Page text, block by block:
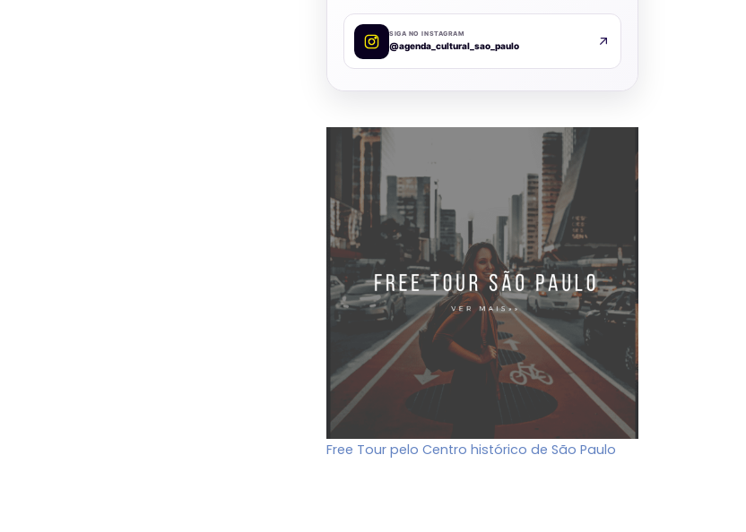
SIGA NO INSTAGRAM
@agenda_cultural_sao_paulo
Free Tour pelo Centro histórico de São Paulo